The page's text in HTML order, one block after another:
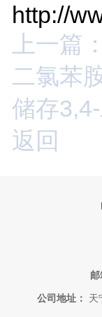
http://
上一篇
二氯苯
储存
返回
邮
公司地址： 天